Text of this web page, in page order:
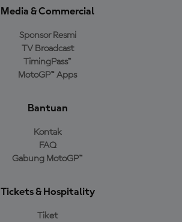
Media & Commercial
Sponsor Resmi
TV Broadcast
TimingPass™
MotoGP™ Apps
Bantuan
Kontak
FAQ
Gabung MotoGP™
Tickets & Hospitality
Tiket